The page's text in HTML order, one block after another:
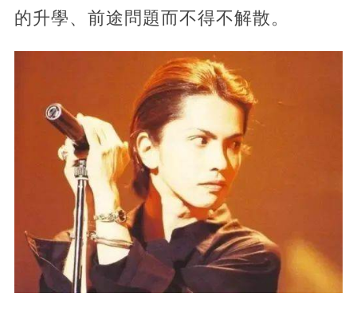
的升學、前途問題而不得不解散。